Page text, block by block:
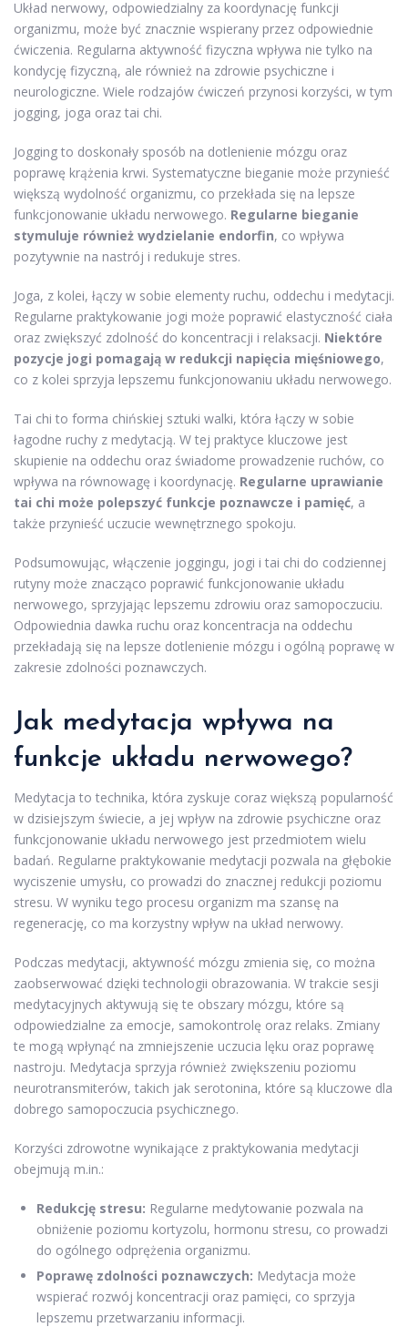
Układ nerwowy, odpowiedzialny za koordynację funkcji
organizmu, może być znacznie wspierany przez odpowiednie
ćwiczenia. Regularna aktywność fizyczna wpływa nie tylko na
kondycję fizyczną, ale również na zdrowie psychiczne i
neurologiczne. Wiele rodzajów ćwiczeń przynosi korzyści, w tym
jogging, joga oraz tai chi.
Jogging to doskonały sposób na dotlenienie mózgu oraz
poprawę krążenia krwi. Systematyczne bieganie może przynieść
większą wydolność organizmu, co przekłada się na lepsze
funkcjonowanie układu nerwowego. Regularne bieganie
stymuluje również wydzielanie endorfin, co wpływa
pozytywnie na nastrój i redukuje stres.
Joga, z kolei, łączy w sobie elementy ruchu, oddechu i medytacji.
Regularne praktykowanie jogi może poprawić elastyczność ciała
oraz zwiększyć zdolność do koncentracji i relaksacji. Niektóre
pozycje jogi pomagają w redukcji napięcia mięśniowego,
co z kolei sprzyja lepszemu funkcjonowaniu układu nerwowego.
Tai chi to forma chińskiej sztuki walki, która łączy w sobie
łagodne ruchy z medytacją. W tej praktyce kluczowe jest
skupienie na oddechu oraz świadome prowadzenie ruchów, co
wpływa na równowagę i koordynację. Regularne uprawianie
tai chi może polepszyć funkcje poznawcze i pamięć, a
także przynieść uczucie wewnętrznego spokoju.
Podsumowując, włączenie joggingu, jogi i tai chi do codziennej
rutyny może znacząco poprawić funkcjonowanie układu
nerwowego, sprzyjając lepszemu zdrowiu oraz samopoczuciu.
Odpowiednia dawka ruchu oraz koncentracja na oddechu
przekładają się na lepsze dotlenienie mózgu i ogólną poprawę w
zakresie zdolności poznawczych.
Jak medytacja wpływa na
funkcje układu nerwowego?
Medytacja to technika, która zyskuje coraz większą popularność
w dzisiejszym świecie, a jej wpływ na zdrowie psychiczne oraz
funkcjonowanie układu nerwowego jest przedmiotem wielu
badań. Regularne praktykowanie medytacji pozwala na głębokie
wyciszenie umysłu, co prowadzi do znacznej redukcji poziomu
stresu. W wyniku tego procesu organizm ma szansę na
regenerację, co ma korzystny wpływ na układ nerwowy.
Podczas medytacji, aktywność mózgu zmienia się, co można
zaobserwować dzięki technologii obrazowania. W trakcie sesji
medytacyjnych aktywują się te obszary mózgu, które są
odpowiedzialne za emocje, samokontrolę oraz relaks. Zmiany
te mogą wpłynąć na zmniejszenie uczucia lęku oraz poprawę
nastroju. Medytacja sprzyja również zwiększeniu poziomu
neurotransmiterów, takich jak serotonina, które są kluczowe dla
dobrego samopoczucia psychicznego.
Korzyści zdrowotne wynikające z praktykowania medytacji
obejmują m.in.:
Redukcję stresu: Regularne medytowanie pozwala na
obniżenie poziomu kortyzolu, hormonu stresu, co prowadzi
do ogólnego odprężenia organizmu.
Poprawę zdolności poznawczych: Medytacja może
wspierać rozwój koncentracji oraz pamięci, co sprzyja
lepszemu przetwarzaniu informacji.